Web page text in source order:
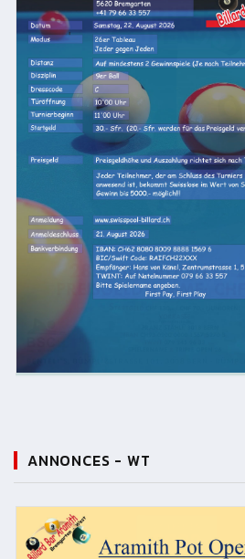
ANNONCES - WT